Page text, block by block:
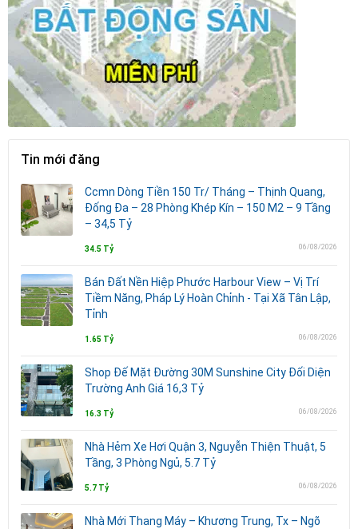
Tin mới đăng
Ccmn Dòng Tiền 150 Tr/ Tháng – Thịnh Quang,
Đống Đa – 28 Phòng Khép Kín – 150 M2 – 9 Tầng
– 34,5 Tỷ
34.5 Tỷ 06/08/2026
Bán Đất Nền Hiệp Phước Harbour View – Vị Trí
Tiềm Năng, Pháp Lý Hoàn Chỉnh - Tại Xã Tân Lập,
Tỉnh
1.65 Tỷ 06/08/2026
Shop Đế Mặt Đường 30M Sunshine City Đối Diện
Trường Anh Giá 16,3 Tỷ
16.3 Tỷ 06/08/2026
Nhà Hẻm Xe Hơi Quận 3, Nguyễn Thiện Thuật, 5
Tầng, 3 Phòng Ngủ, 5.7 Tỷ
5.7 Tỷ 06/08/2026
Nhà Mới Thang Máy – Khương Trung, Tx – Ngõ